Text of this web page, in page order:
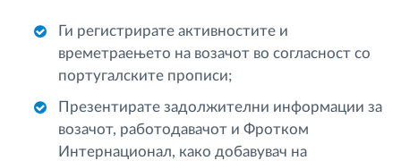
Ги регистрирате активностите и
времетраењето на возачот во согласност со
португалските прописи;
Презентирате задолжителни информации за
возачот, работодавачот и Фротком
Интернационал, како добавувач на